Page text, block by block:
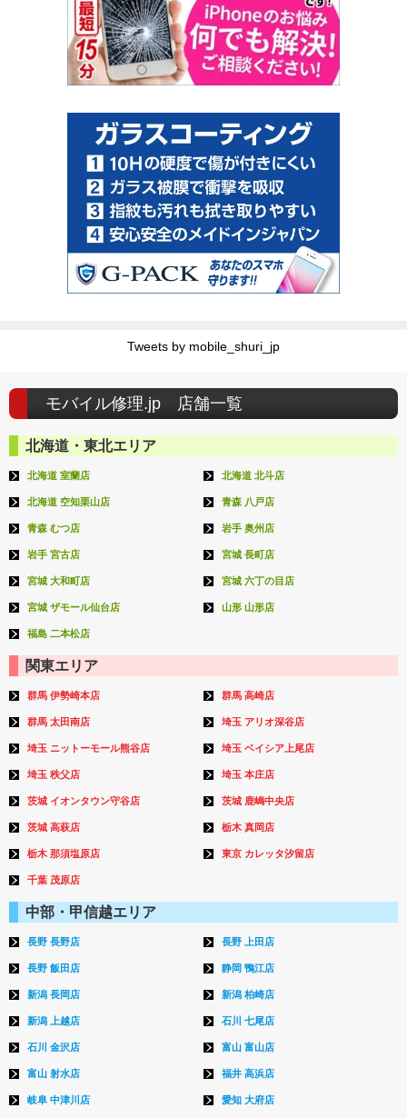
Tweets by mobile_shuri_jp
モバイル修理.jp 店舗一覧
北海道・東北エリア
北海道 室蘭店 北海道 北斗店
北海道 空知栗山店 青森 八戸店
青森 むつ店 岩手 奥州店
岩手 宮古店 宮城 長町店
宮城 大和町店 宮城 六丁の目店
宮城 ザモール仙台店 山形 山形店
福島 二本松店
関東エリア
群馬 伊勢崎本店 群馬 高崎店
群馬 太田南店 埼玉 アリオ深谷店
埼玉 ニットーモール熊谷店 埼玉 ベイシア上尾店
埼玉 秩父店 埼玉 本庄店
茨城 イオンタウン守谷店 茨城 鹿嶋中央店
茨城 高萩店 栃木 真岡店
栃木 那須塩原店 東京 カレッタ汐留店
千葉 茂原店
中部・甲信越エリア
長野 長野店 長野 上田店
長野 飯田店 静岡 鴨江店
新潟 長岡店 新潟 柏崎店
新潟 上越店 石川 七尾店
石川 金沢店 富山 富山店
富山 射水店 福井 高浜店
岐阜 中津川店 愛知 大府店